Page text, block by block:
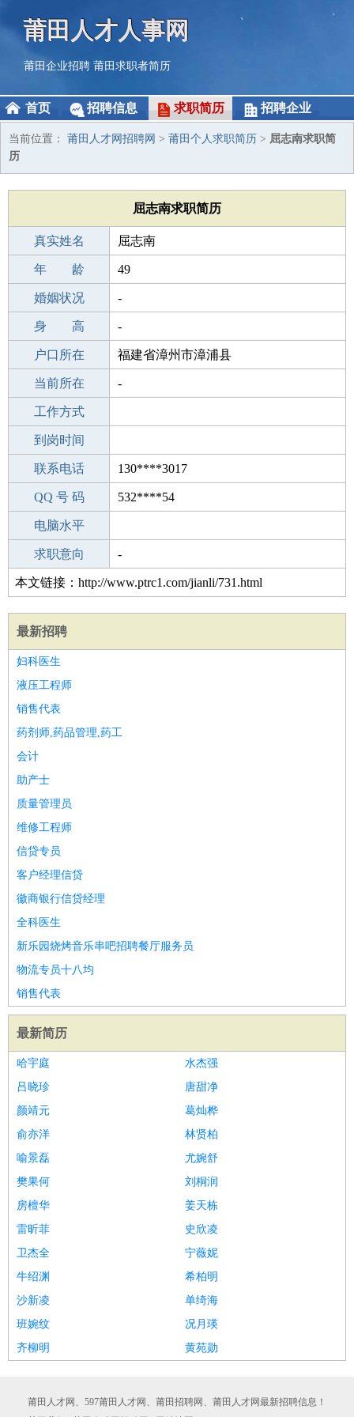
莆田人才人事网
莆田企业招聘 莆田求职者简历
首页 招聘信息 求职简历 招聘企业
当前位置： 莆田人才网招聘网 > 莆田个人求职简历 > 屈志南求职简
历
屈志南求职简历
真实姓名 屈志南
性 别 男
年 龄 49
出生年月 1977-04-03
婚姻状况 -
学 历 专科
身 高 -
毕业学校 专科
户口所在 福建省漳州市漳浦县
所学专业 -
当前所在 -
工作经验
工作方式
驾 照
到岗时间
期望月薪
联系电话 130****3017
手机号码 130****3017
QQ 号 码 532****54
微信号码
电脑水平
外语水平
求职意向 -
本文链接：http://www.ptrc1.com/jianli/731.html
最新招聘
妇科医生
液压工程师
销售代表
药剂师,药品管理,药工
会计
助产士
质量管理员
维修工程师
信贷专员
客户经理信贷
徽商银行信贷经理
全科医生
新乐园烧烤音乐串吧招聘餐厅服务员
物流专员十八均
销售代表
最新简历
哈宇庭
水杰强
吕晓珍
唐甜净
颜靖元
葛灿桦
俞亦洋
林贤柏
喻景磊
尤婉舒
樊果何
刘桐润
房檀华
姜天栋
雷昕菲
史欣凌
卫杰全
宁薇妮
牛绍渊
希柏明
沙新凌
单绮海
班婉纹
况月瑛
齐柳明
黄苑勋
莆田人才网、597莆田人才网、莆田招聘网、莆田人才网最新招聘信息！